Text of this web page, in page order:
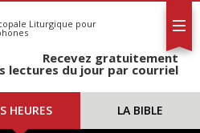
Liturgique pour
Recevez gratuitement
lectures du jour par courriel
HEURES LA BIBLE